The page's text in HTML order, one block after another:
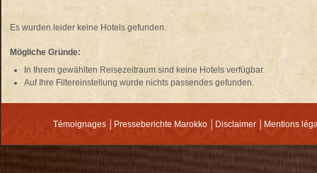
Es wurden leider keine Hotels gefunden.
Mögliche Gründe:
In Ihrem gewählten Reisezeitraum sind keine Hotels verfügbar.
Auf Ihre Filtereinstellung wurde nichts passendes gefunden.
Témoignages Presseberichte Marokko Disclaimer Mentions